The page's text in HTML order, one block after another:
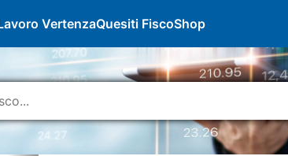
VertenzaQuesiti FiscoShop